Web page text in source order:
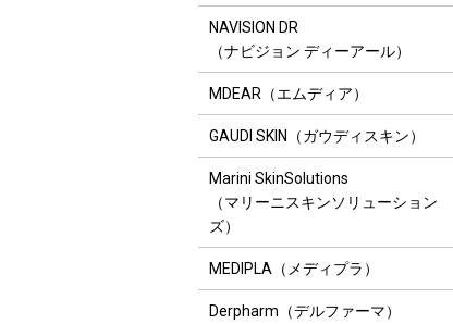
NAVISION DR
（ナビジョン ディーアール）
MDEAR（エムディア）
GAUDI SKIN（ガウディスキン）
Marini SkinSolutions
（マリーニスキンソリューション
ズ）
MEDIPLA（メディプラ）
Derpharm（デルファーマ）